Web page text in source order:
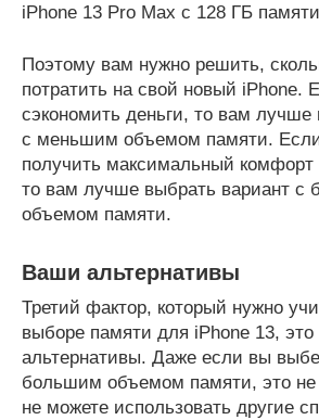
iPhone 13 Pro Max с 128 ГБ
Поэтому вам нужно решить,
потратить на свой новый iPhone.
сэкономить деньги, то вам лучше
с меньшим объемом памяти.
получить максимальный комфорт
то вам лучше выбрать вариант с
объемом памяти.
Ваши альтернативы
Третий фактор, который нужно
выборе памяти для iPhone 13,
альтернативы. Даже если вы
большим объемом памяти, это не
не можете использовать другие